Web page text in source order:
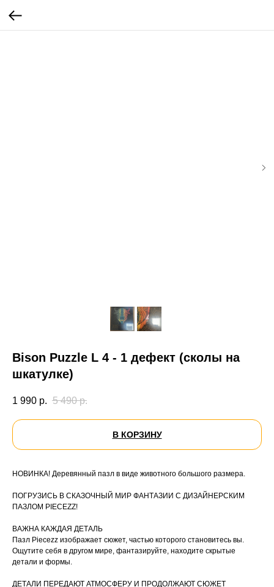
Bison Puzzle L 4 - 1 дефект (сколы на
шкатулке)
1 990 р. 5 490 р.
В КОРЗИНУ
НОВИНКА! Деревянный пазл в виде животного большого размера.
ПОГРУЗИСЬ В СКАЗОЧНЫЙ МИР ФАНТАЗИИ С ДИЗАЙНЕРСКИМ
ПАЗЛОМ PIECEZZ!
ВАЖНА КАЖДАЯ ДЕТАЛЬ
Пазл Piecezz изображает сюжет, частью которого становитесь вы.
Ощутите себя в другом мире, фантазируйте, находите скрытые
детали и формы.
ДЕТАЛИ ПЕРЕДАЮТ АТМОСФЕРУ И ПРОДОЛЖАЮТ СЮЖЕТ